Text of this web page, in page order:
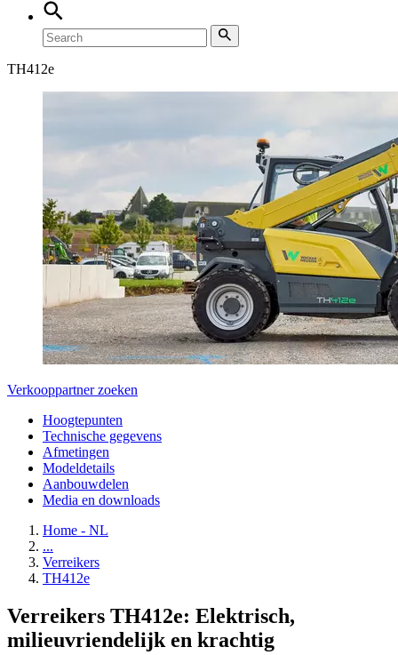
TH412e
Verkooppartner zoeken
Hoogtepunten
Technische gegevens
Afmetingen
Modeldetails
Aanbouwdelen
Media en downloads
Home - NL
...
Verreikers
TH412e
Verreikers TH412e: Elektrisch,
milieuvriendelijk en krachtig